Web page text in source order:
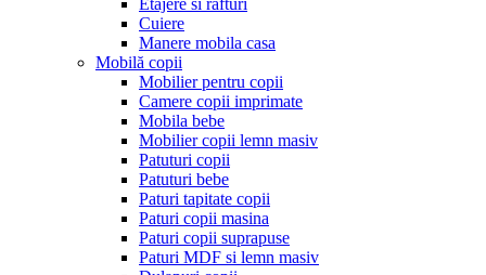
Etajere si rafturi
Cuiere
Manere mobila casa
Mobilă copii
Mobilier pentru copii
Camere copii imprimate
Mobila bebe
Mobilier copii lemn masiv
Patuturi copii
Patuturi bebe
Paturi tapitate copii
Paturi copii masina
Paturi copii suprapuse
Paturi MDF si lemn masiv